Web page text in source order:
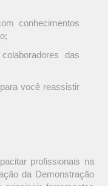
conhecimentos
das
você reassistir
profissionais na
da Demonstração